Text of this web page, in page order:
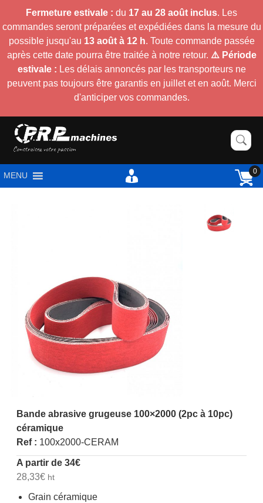
Fermeture estivale : du 17 au 28 août inclus. Les
commandes seront préparées et expédiées dans la mesure du
possible jusqu'au 13 août à 12 h. Toute commande passée
après cette date pourra être traitée à notre retour. ⚠️ Période
estivale : Les délais annoncés par les transporteurs ne
peuvent pas toujours être garantis en juillet et en août. Merci
d'anticiper vos commandes.
MENU 0
Bande abrasive grugeuse 100×2000 (2pc à 10pc)
céramique
Ref : 100x2000-CERAM
A partir de 34€
28,33€ht
Grain céramique